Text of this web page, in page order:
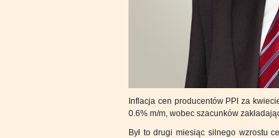
Inflacja cen producentów PPI za
0.6% m/m, wobec szacunków
Był to drugi miesiąc silnego wzrostu